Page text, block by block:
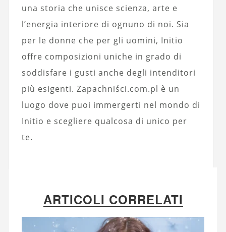
una storia che unisce scienza, arte e
l’energia interiore di ognuno di noi. Sia
per le donne che per gli uomini, Initio
offre composizioni uniche in grado di
soddisfare i gusti anche degli intenditori
più esigenti. Zapachniści.com.pl è un
luogo dove puoi immergerti nel mondo di
Initio e scegliere qualcosa di unico per
te.
ARTICOLI CORRELATI